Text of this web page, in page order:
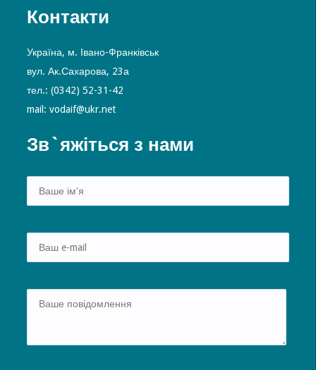
Контакти
Україна, м. Івано-Франківськ
вул. Ак.Сахарова, 23а
тел.: (0342) 52-31-42
mail: vodaif@ukr.net
Зв`яжіться з нами